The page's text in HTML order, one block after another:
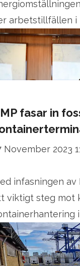
arbetstillfällen i
fasar in
November 2023
infasningen av
viktigt steg mot